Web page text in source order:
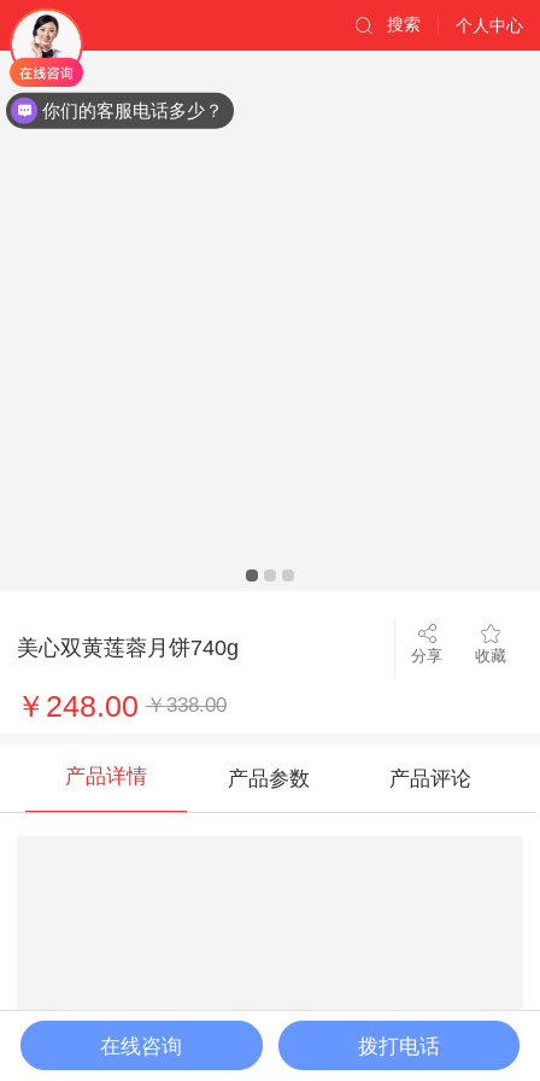
个人中心
搜索
美心双黄莲蓉月饼740g 分享 收藏
￥248.00 ￥338.00
产品详情 产品参数 产品评论
首页
加入购物车 立即购买
你们的客服电话多少？
在线咨询 拨打电话